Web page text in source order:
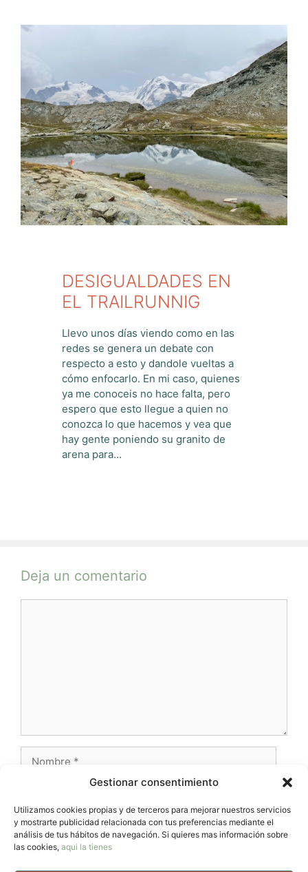
Gestionar consentimiento
Utilizamos cookies propias y de terceros para mejorar nuestros servicios
y mostrarte publicidad relacionada con tus preferencias mediante el
análisis de tus hábitos de navegación. Si quieres mas información sobre
las cookies, aqui la tienes
DESIGUALDADES EN
EL TRAILRUNNIG
Llevo unos días viendo como en las
redes se genera un debate con
respecto a esto y dandole vueltas a
cómo enfocarlo. En mi caso, quienes
ya me conoceis no hace falta, pero
espero que esto llegue a quien no
conozca lo que hacemos y vea que
hay gente poniendo su granito de
arena para…
Deja un comentario
electrónico
Web